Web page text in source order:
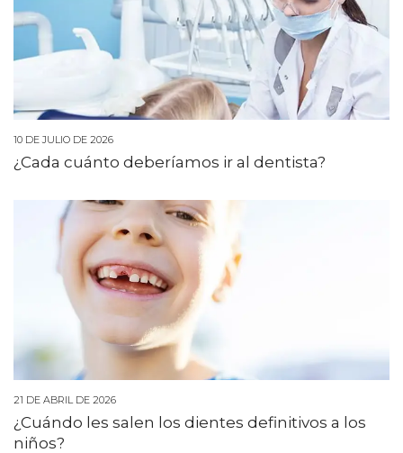
10 DE JULIO DE 2026
¿Cada cuánto deberíamos ir al dentista?
21 DE ABRIL DE 2026
¿Cuándo les salen los dientes definitivos a los
niños?